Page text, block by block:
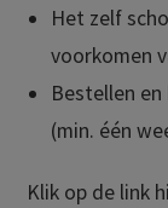
Het zelf
voorkomen
Bestellen
(min. één
Klik op de link